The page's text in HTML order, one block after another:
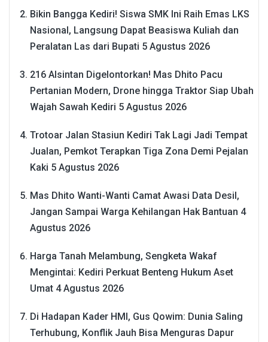
Bikin Bangga Kediri! Siswa SMK Ini Raih Emas LKS
Nasional, Langsung Dapat Beasiswa Kuliah dan
Peralatan Las dari Bupati 5 Agustus 2026
216 Alsintan Digelontorkan! Mas Dhito Pacu
Pertanian Modern, Drone hingga Traktor Siap Ubah
Wajah Sawah Kediri 5 Agustus 2026
Trotoar Jalan Stasiun Kediri Tak Lagi Jadi Tempat
Jualan, Pemkot Terapkan Tiga Zona Demi Pejalan
Kaki 5 Agustus 2026
Mas Dhito Wanti-Wanti Camat Awasi Data Desil,
Jangan Sampai Warga Kehilangan Hak Bantuan 4
Agustus 2026
Harga Tanah Melambung, Sengketa Wakaf
Mengintai: Kediri Perkuat Benteng Hukum Aset
Umat 4 Agustus 2026
Di Hadapan Kader HMI, Gus Qowim: Dunia Saling
Terhubung, Konflik Jauh Bisa Menguras Dapur